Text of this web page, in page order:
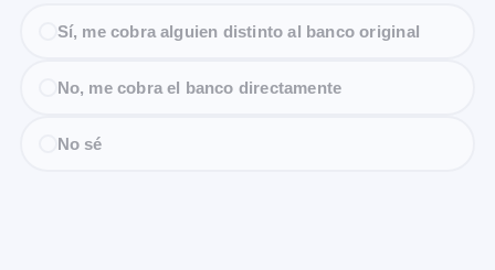
Sí, me cobra alguien distinto al banco original
No, me cobra el banco directamente
No sé